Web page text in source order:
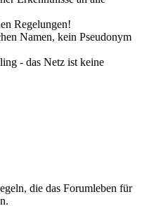
Regelungen!
Namen, kein Pseudonym
- das Netz ist keine
die das Forumleben für